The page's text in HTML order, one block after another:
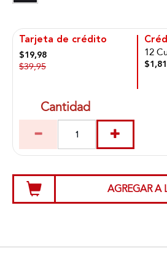
Tarjeta de crédito
$19,98
$39,95
12
$1,81
Cantidad
AGREGAR A